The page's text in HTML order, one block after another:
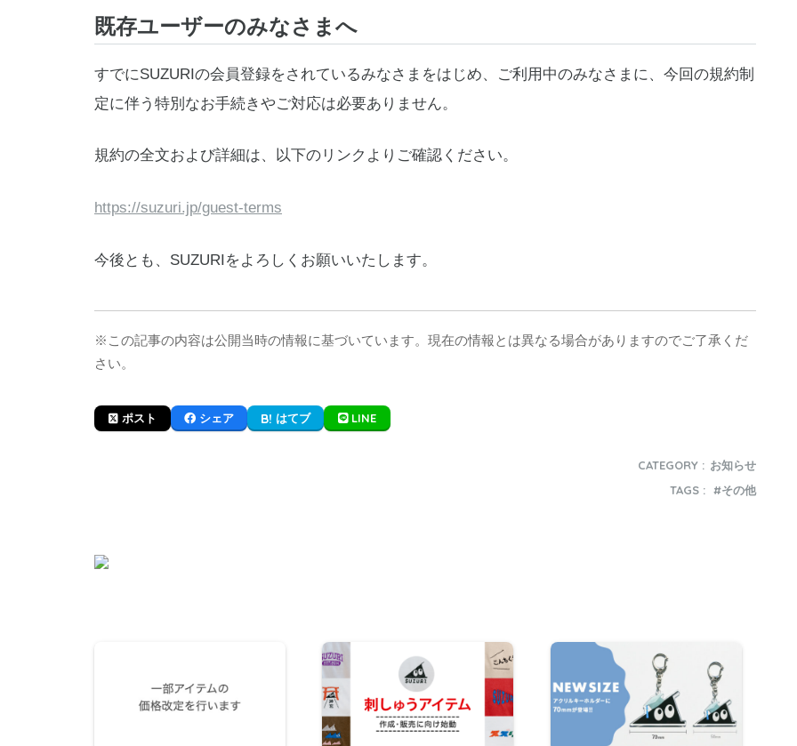
既存ユーザーのみなさまへ
すでにSUZURIの会員登録をされているみなさまをはじめ、ご利用中のみなさまに、今回の規約制
定に伴う特別なお手続きやご対応は必要ありません。
規約の全文および詳細は、以下のリンクよりご確認ください。
https://suzuri.jp/guest-terms
今後とも、SUZURIをよろしくお願いいたします。
※この記事の内容は公開当時の情報に基づいています。現在の情報とは異なる場合がありますのでご了承くだ
さい。
ポスト シェア はてブ LINE
CATEGORY : お知らせ
TAGS :
その他